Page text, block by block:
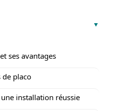
ses avantages
de placo
installation réussie